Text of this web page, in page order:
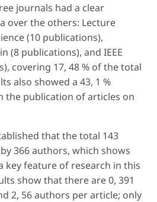
journals had a clear
over the others: Lecture
(10 publications),
(8 publications), and IEEE
covering 17, 48 % of the total
also showed a 43, 1 %
the publication of articles on
that the total 143
366 authors, which shows
key feature of research in this
show that there are 0, 391
2, 56 authors per article; only